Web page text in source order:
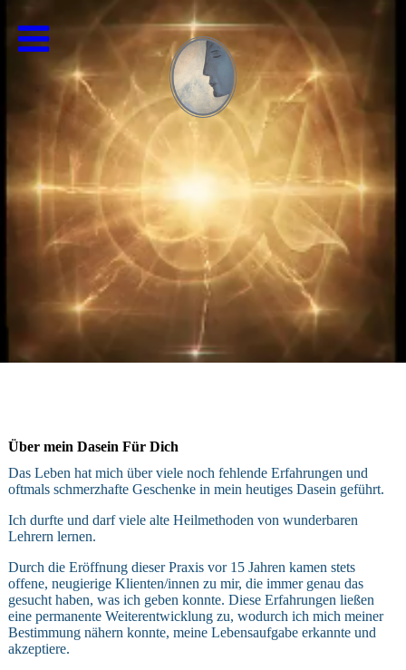
Über mein Dasein Für Dich
Das Leben hat mich über viele noch fehlende Erfahrungen und
oftmals schmerzhafte Geschenke in mein heutiges Dasein geführt.
Ich durfte und darf viele alte Heilmethoden von wunderbaren
Lehrern lernen.
Durch die Eröffnung dieser Praxis vor 15 Jahren kamen stets
offene, neugierige Klienten/innen zu mir, die immer genau das
gesucht haben, was ich geben konnte. Diese Erfahrungen ließen
eine permanente Weiterentwicklung zu, wodurch ich mich meiner
Bestimmung nähern konnte, meine Lebensaufgabe erkannte und
akzeptiere.